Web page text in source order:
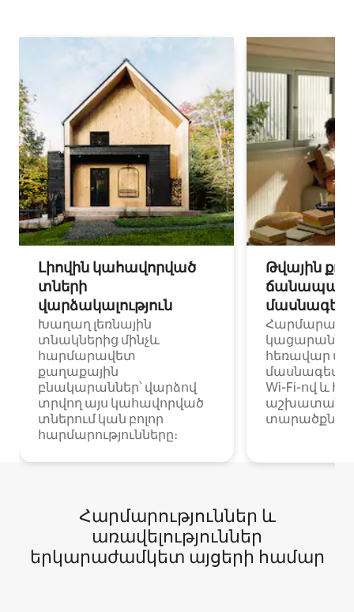
Լիովին կահավորված
տների
վարձակալություն
Խաղաղ լեռնային
տնակներից մինչև
հարմարավետ
քաղաքային
բնակարաններ՝ վարձով
տրվող այս կահավորված
տներում կան բոլոր
հարմարությունները։
Թվային
հեռավար
Wi-Fi-ով և
Հարմարություններ և
առավելություններ
երկարաժամկետ այցերի համար